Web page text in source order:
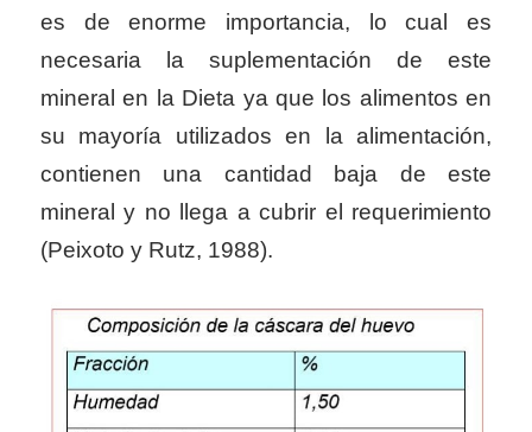
es deenorme importancia, lo cual es
necesaria la suplementación de este
mineral en la Dieta ya que los alimentos en
su mayoría utilizados en la alimentación,
contienen una cantidad baja de este
mineral y no llega a cubrir el requerimiento
(Peixoto y Rutz, 1988).